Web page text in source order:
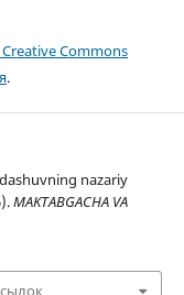
Commons
.
nazariy
MAKTABGACHA VA